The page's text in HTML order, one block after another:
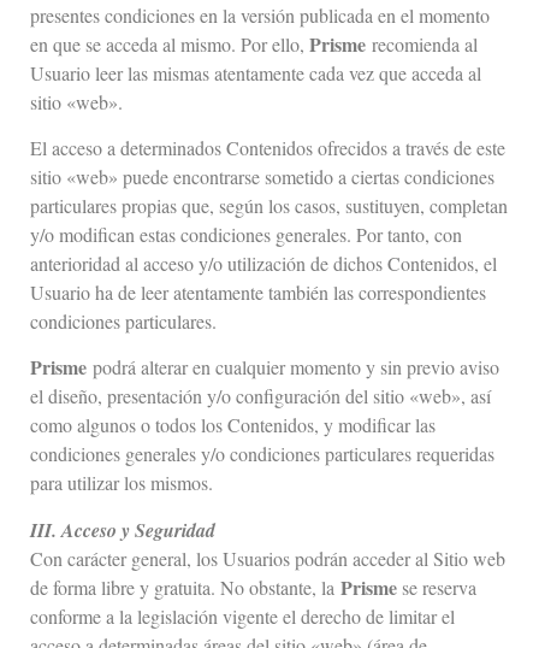
presentes condiciones en la versión publicada en el momento
en que se acceda al mismo. Por ello, Prisme recomienda al
Usuario leer las mismas atentamente cada vez que acceda al
sitio «web».
El acceso a determinados Contenidos ofrecidos a través de este
sitio «web» puede encontrarse sometido a ciertas condiciones
particulares propias que, según los casos, sustituyen, completan
y/o modifican estas condiciones generales. Por tanto, con
anterioridad al acceso y/o utilización de dichos Contenidos, el
Usuario ha de leer atentamente también las correspondientes
condiciones particulares.
Prisme podrá alterar en cualquier momento y sin previo aviso
el diseño, presentación y/o configuración del sitio «web», así
como algunos o todos los Contenidos, y modificar las
condiciones generales y/o condiciones particulares requeridas
para utilizar los mismos.
III. Acceso y Seguridad
Con carácter general, los Usuarios podrán acceder al Sitio web
de forma libre y gratuita. No obstante, la Prisme se reserva
conforme a la legislación vigente el derecho de limitar el